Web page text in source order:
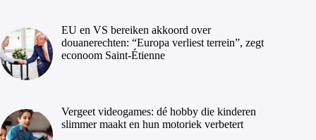
EU en VS bereiken akkoord over
douanerechten: “Europa verliest terrein”, zegt
econoom Saint-Étienne
Vergeet videogames: dé hobby die kinderen
slimmer maakt en hun motoriek verbetert